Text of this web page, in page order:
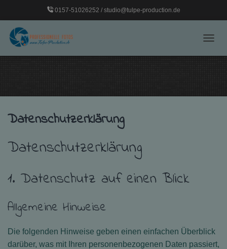
0157-51026252 / studio@tulpe-production.de
Datenschutzerklärung
Datenschutzerklärung
1. Datenschutz auf einen Blick
Allgemeine Hinweise
Die folgenden Hinweise geben einen einfachen Überblick
darüber, was mit Ihren personenbezogenen Daten passiert,